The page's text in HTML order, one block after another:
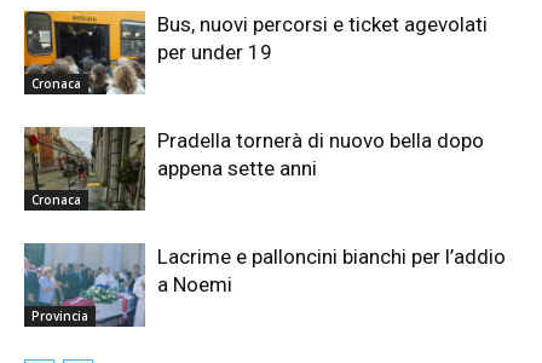
Cronaca
Bus, nuovi percorsi e ticket agevolati
per under 19
Cronaca
Pradella tornerà di nuovo bella dopo
appena sette anni
Provincia
Lacrime e palloncini bianchi per l’addio
a Noemi